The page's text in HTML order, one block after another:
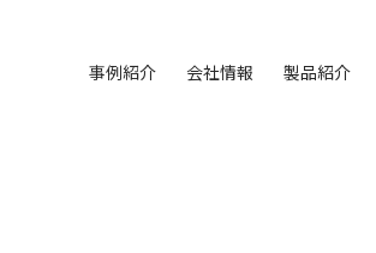
事例紹介 会社情報 製品紹介